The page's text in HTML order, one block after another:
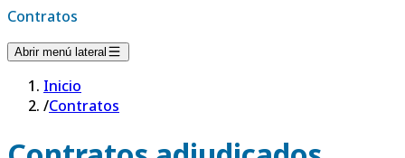
Contratos
Abrir menú lateral
Inicio
/Contratos